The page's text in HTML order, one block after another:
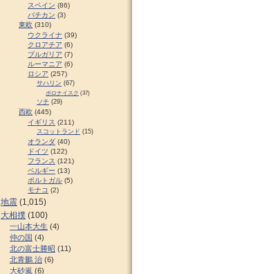
スペイン (86)
バチカン (3)
東欧 (310)
ウクライナ (39)
クロアチア (6)
ブルガリア (7)
ルーマニア (6)
ロシア (257)
サハリン (67)
ポロナイスク (37)
ソチ (29)
西欧 (445)
イギリス (211)
スコットランド (15)
オランダ (40)
ドイツ (122)
フランス (121)
ベルギー (13)
ポルトガル (5)
モナコ (2)
地震 (1,015)
大相撲 (100)
一山本大生 (4)
仲の国 (4)
北の富士勝昭 (11)
北青鵬 治 (6)
大砂嵐 (6)